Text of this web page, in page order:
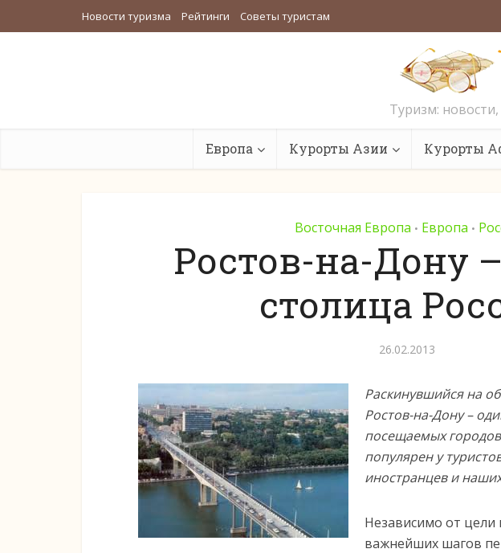
Новости туризма Рейтинги Советы туристам
Туризм:
Европа Курорты Азии Курорты
Восточная Европа • Европа •
Ростов-на-Дону
столица
26.02.2013
Раскинувшийся на
Ростов-на-Дону –
посещаемых
популярен у
иностранцев и
Независимо от цели
важнейших шагов